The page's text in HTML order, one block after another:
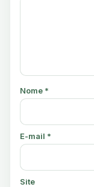
Nome *
E-mail *
Site